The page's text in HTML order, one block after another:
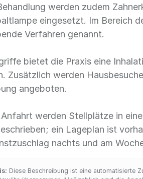
werden zudem
eingesetzt. Im Bereich
Verfahren genannt.
bietet die Praxis eine
Zusätzlich werden
angeboten.
Anfahrt werden Stellplätze in
ein Lageplan ist
nachts und am
Diese Beschreibung ist eine automatisierte